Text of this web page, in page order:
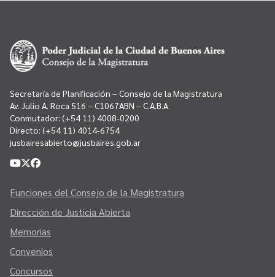
Secretaría de Planificación – Consejo de la Magistratura
Av. Julio A. Roca 516 – C1067ABN – C.A.B.A.
Conmutador: (+54 11) 4008-0200
Directo: (+54 11) 4014-6754
jusbairesabierto@jusbaires.gob.ar
Funciones del Consejo de la Magistratura
Dirección de Justicia Abierta
Memorias
Convenios
Concursos